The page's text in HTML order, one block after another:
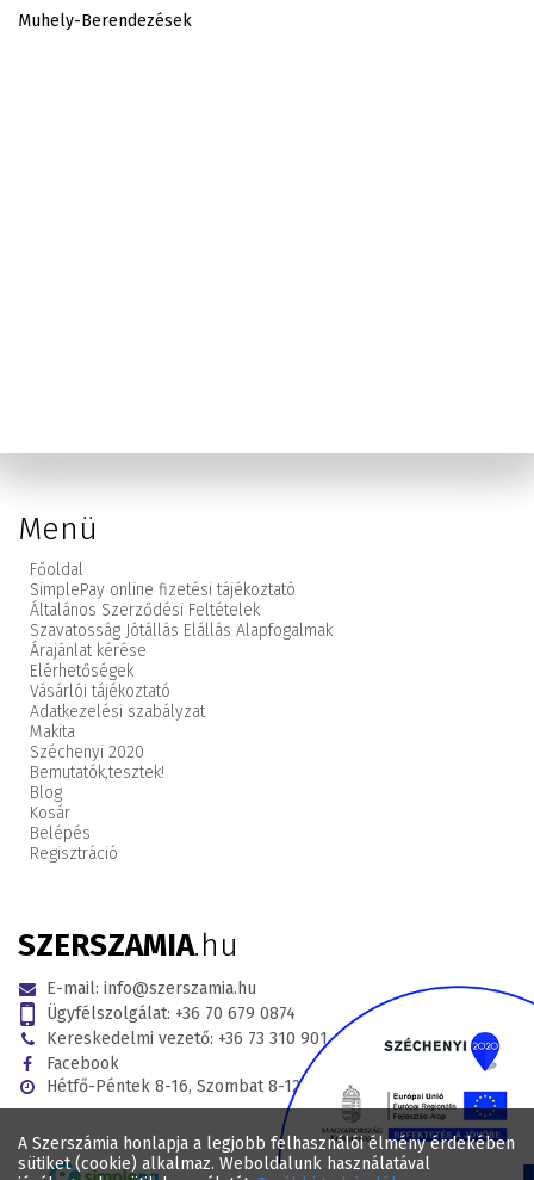
A Szerszámia honlapja a legjobb felhasználói élmény érdekében
sütiket (cookie) alkalmaz. Weboldalunk használatával
Muhely-Berendezések
Menü
Főoldal
SimplePay online fizetési tájékoztató
Általános Szerződési Feltételek
Szavatosság Jótállás Elállás Alapfogalmak
Árajánlat kérése
Elérhetőségek
Vásárlói tájékoztató
Adatkezelési szabályzat
Makita
Széchenyi 2020
Bemutatók,tesztek!
Blog
Kosár
Belépés
Regisztráció
SZERSZAMIA.hu
E-mail: info@szerszamia.hu
Ügyfélszolgálat: +36 70 679 0874
Kereskedelmi vezető: +36 73 310 901
Facebook
Hétfő-Péntek 8-16, Szombat 8-12